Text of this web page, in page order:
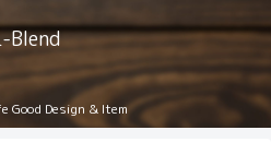
Blend
Good Design & Item